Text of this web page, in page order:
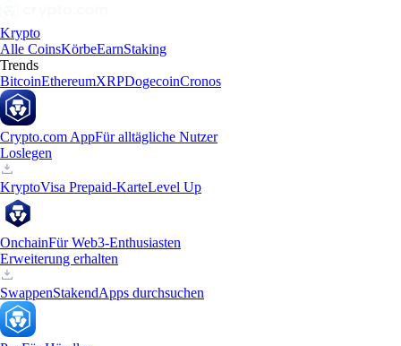
Krypto
Alle CoinsKörbeEarnStaking
Trends
BitcoinEthereumXRPDogecoinCronos
Crypto.com AppFür alltägliche Nutzer
Loslegen
KryptoVisa Prepaid-KarteLevel Up
OnchainFür Web3-Enthusiasten
Erweiterung erhalten
SwappenStakendApps durchsuchen